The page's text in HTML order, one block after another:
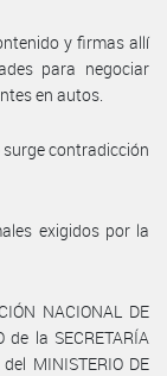
y firmas allí
para negociar
en autos.
contradicción
exigidos por la
NACIONAL DE
de la SECRETARÍA
MINISTERIO DE